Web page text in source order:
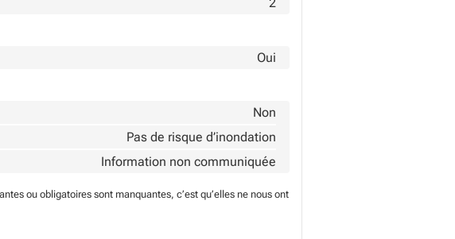
Oui
Non
Pas de risque d’inondation
Information non communiquée
ou obligatoires sont manquantes, c’est qu’elles ne nous ont